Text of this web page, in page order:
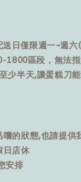
日僅限週一~週六(
1800區段，無法
少半天,讓蛋糕刀
的狀態,也請提供
日店休
安排